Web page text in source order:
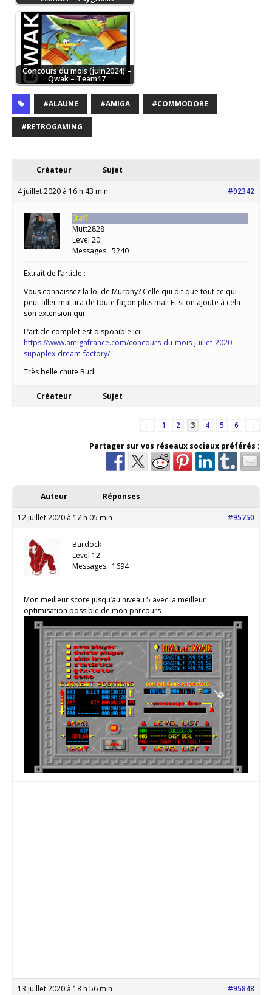
Concours du mois (juin2024) –
Qwak – Team17
#ALAUNE #AMIGA #COMMODORE
#RETROGAMING
Créateur Sujet
4 juillet 2020 à 16 h 43 min #92342
Staff
Mutt2828
Level 20
Messages : 5240
Extrait de l’article :
Vous connaissez la loi de Murphy? Celle qui dit que tout ce qui
peut aller mal, ira de toute façon plus mal! Et si on ajoute à cela
son extension qui
L’article complet est disponible ici :
https://www.amigafrance.com/concours-du-mois-juillet-2020-
supaplex-dream-factory/
Très belle chute Bud!
Créateur Sujet
← 1 2 3 4 5 6
→
Partager sur vos réseaux sociaux préférés :
Auteur Réponses
12 juillet 2020 à 17 h 05 min #95750
Bardock
Level 12
Messages : 1694
Mon meilleur score jusqu’au niveau 5 avec la meilleur
optimisation possible de mon parcours
13 juillet 2020 à 18 h 56 min #95848